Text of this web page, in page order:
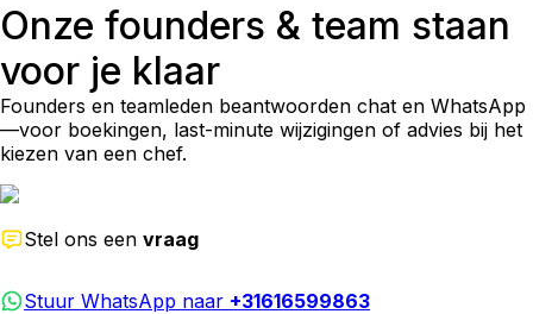
Onze founders & team staan
voor je klaar
Founders en teamleden beantwoorden chat en WhatsApp
—voor boekingen, last-minute wijzigingen of advies bij het
kiezen van een chef.
Stel ons een vraag
Stuur WhatsApp naar +31616599863